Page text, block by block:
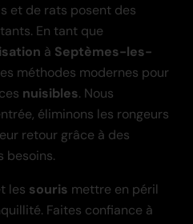
et de rats posent des
En tant que
à Septèmes-les-
méthodes modernes pour
ces nuisibles. Nous
éliminons les rongeurs
retour grâce à des
besoins.
les souris mettre en péril
Faites confiance à